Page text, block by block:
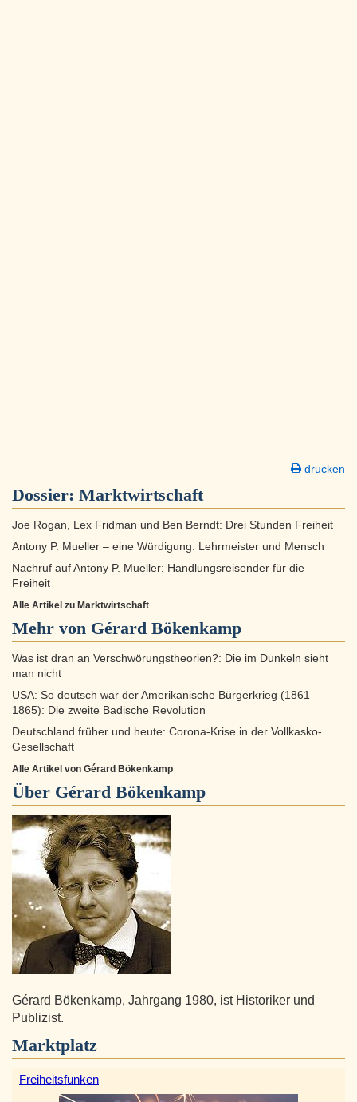
drucken
Dossier: Marktwirtschaft
Joe Rogan, Lex Fridman und Ben Berndt: Drei Stunden Freiheit
Antony P. Mueller – eine Würdigung: Lehrmeister und Mensch
Nachruf auf Antony P. Mueller: Handlungsreisender für die
Freiheit
Alle Artikel zu Marktwirtschaft
Mehr von Gérard Bökenkamp
Was ist dran an Verschwörungstheorien?: Die im Dunkeln sieht
man nicht
USA: So deutsch war der Amerikanische Bürgerkrieg (1861–
1865): Die zweite Badische Revolution
Deutschland früher und heute: Corona-Krise in der Vollkasko-
Gesellschaft
Alle Artikel von Gérard Bökenkamp
Über Gérard Bökenkamp
Gérard Bökenkamp, Jahrgang 1980, ist Historiker und
Publizist.
Marktplatz
Freiheitsfunken